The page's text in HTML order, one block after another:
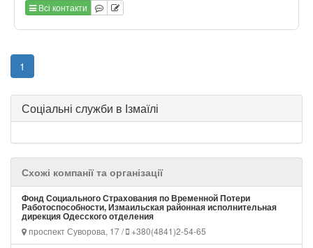
Всі контакти
1
Соціальні служби в Ізмаїлі
Схожі компанії та організації
Фонд Социального Страхования по Временной Потери
Работоспособности, Измаильская районная исполнительная
дирекция Одесского отделения
проспект Суворова, 17 / +380(4841)2-54-65